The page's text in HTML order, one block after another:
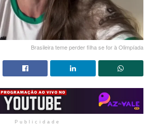
Brasileira teme perder filha se for à Olimpíada
Publicidade